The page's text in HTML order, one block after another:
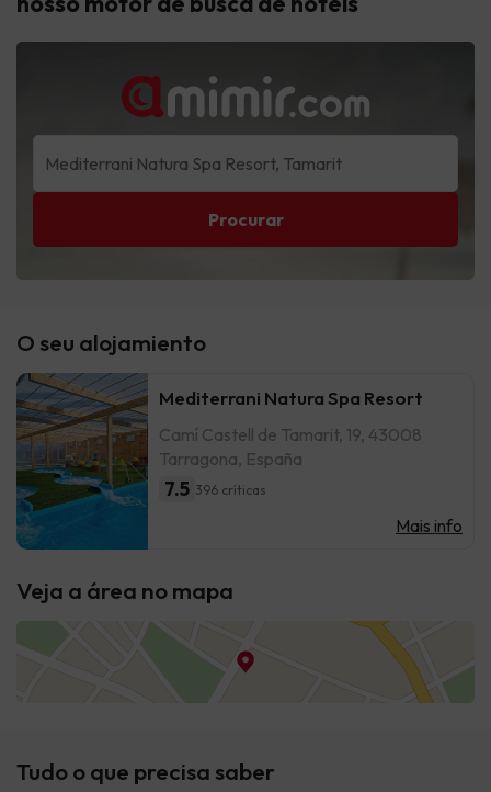
O seu alojamiento
Mediterrani Natura Spa Resort
Camí Castell de Tamarit, 19, 43008
Tarragona, España
7.5 396 críticas
Mais info
Veja a área no mapa
Tudo o que precisa saber
Procurar